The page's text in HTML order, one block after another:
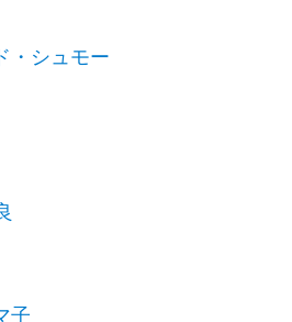
・シュモー
子